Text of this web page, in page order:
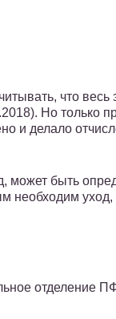
что весь
Но только
и делало
может быть
необходим
отделение